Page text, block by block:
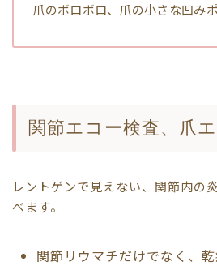
爪のボロボロ、爪の小さな凹み
関節エコー検査、爪
レントゲンで見えない、関節内の
べます。
関節リウマチだけでなく、